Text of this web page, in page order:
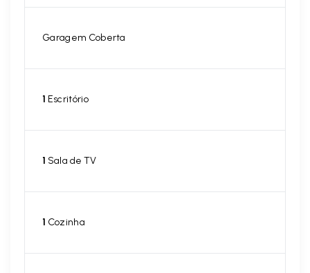
Garagem Coberta
1 Escritório
1 Sala de TV
1 Cozinha